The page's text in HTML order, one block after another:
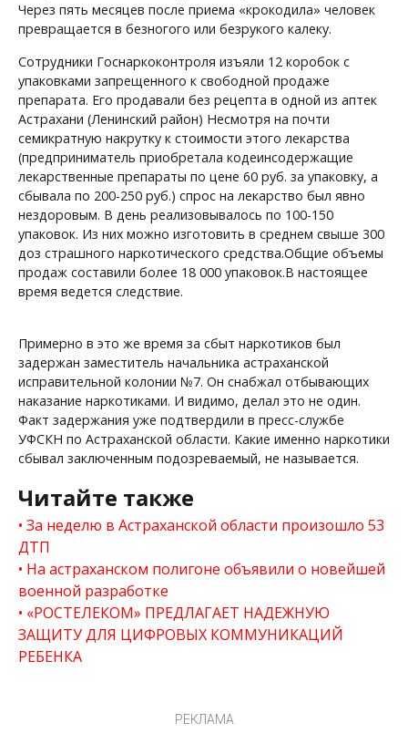
Через пять месяцев после приема «крокодила» человек
превращается в безногого или безрукого калеку.
Сотрудники Госнаркоконтроля изъяли 12 коробок с
упаковками запрещенного к свободной продаже
препарата. Его продавали без рецепта в одной из аптек
Астрахани (Ленинский район) Несмотря на почти
семикратную накрутку к стоимости этого лекарства
(предприниматель приобретала кодеинсодержащие
лекарственные препараты по цене 60 руб. за упаковку, а
сбывала по 200-250 руб.) спрос на лекарство был явно
нездоровым. В день реализовывалось по 100-150
упаковок. Из них можно изготовить в среднем свыше 300
доз страшного наркотического средства.Общие объемы
продаж составили более 18 000 упаковок.В настоящее
время ведется следствие.
Примерно в это же время за сбыт наркотиков был
задержан заместитель начальника астраханской
исправительной колонии №7. Он снабжал отбывающих
наказание наркотиками. И видимо, делал это не один.
Факт задержания уже подтвердили в пресс-службе
УФСКН по Астраханской области. Какие именно наркотики
сбывал заключенным подозреваемый, не называется.
Читайте также
За неделю в Астраханской области произошло 53
ДТП
На астраханском полигоне объявили о новейшей
военной разработке
«РОСТЕЛЕКОМ» ПРЕДЛАГАЕТ НАДЕЖНУЮ
ЗАЩИТУ ДЛЯ ЦИФРОВЫХ КОММУНИКАЦИЙ
РЕБЕНКА
РЕКЛАМА